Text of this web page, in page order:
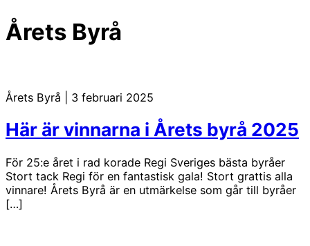
Årets Byrå
Årets Byrå 3 februari 2025
Här är vinnarna i Årets byrå 2025
För 25:e året i rad korade Regi Sveriges bästa byråer
Stort tack Regi för en fantastisk gala! Stort grattis alla
vinnare! Årets Byrå är en utmärkelse som går till byråer
[…]